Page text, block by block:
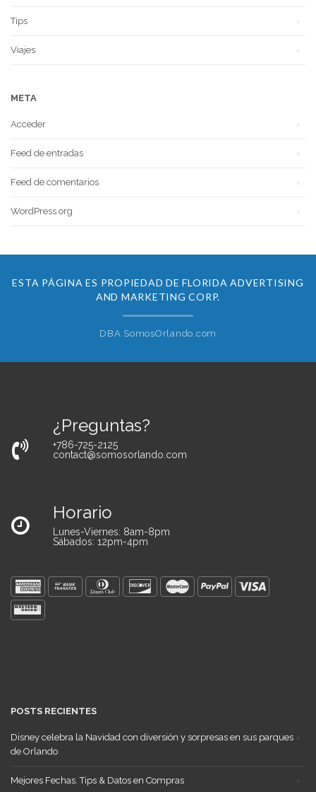
Tips
Viajes
META
Acceder
Feed de entradas
Feed de comentarios
WordPress.org
ESTA PÁGINA ES PROPIEDAD DE FLORIDA ADVERTISING
AND MARKETING CORP.
DBA SomosOrlando.com
¿Preguntas?
+786-725-2125
contact@somosorlando.com
Horario
Lunes-Viernes: 8am-8pm
Sábados: 12pm-4pm
POSTS RECIENTES
Disney celebra la Navidad con diversión y sorpresas en sus parques
de Orlando
Mejores Fechas. Tips & Datos en Compras